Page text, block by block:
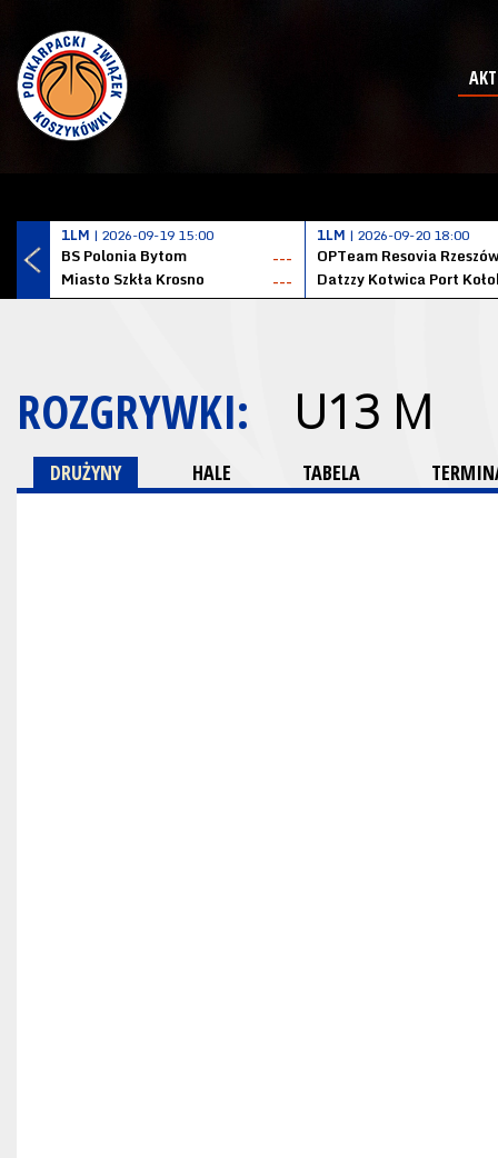
1LM | 2026-09-19 15:00
BS Polonia Bytom
---
Miasto Szkła Krosno
---
1LM | 2026-09-20 18:00
OPTeam Resovia Rzeszów
ROZGRYWKI: U13 M
DRUŻYNY HALE TABELA